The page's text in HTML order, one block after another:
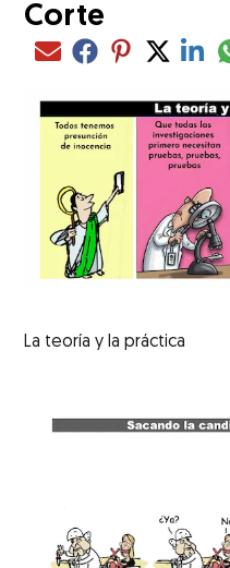
Corte
Compartir el artículo
Compartir el artículo
Compartir el
Compartir
La teoría y la práctica